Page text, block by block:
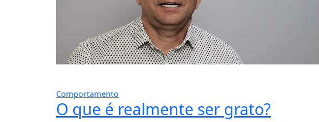
Comportamento
O que é realmente ser grato?